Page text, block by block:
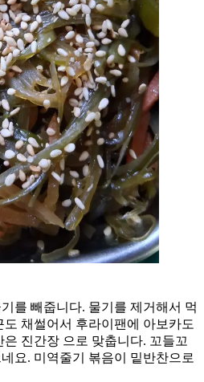
를 빼줍니다. 물기를 제거해서 먹
채썰어서 후라이팬에 아보카도
진간장 으로 맞춥니다. 꼬들꼬
요. 미역줄기 볶음이 밑반찬으로